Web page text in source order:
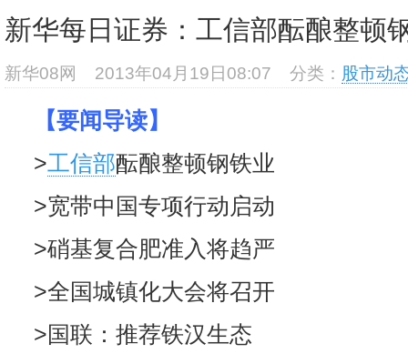
在
央
基
沥
新华每日证券：工信部酝酿整顿
新华08网 2013年04月19日08:07 分类： 股市动
【要闻导读】
>工信部酝酿整顿钢铁业
>宽带中国专项行动启动
>硝基复合肥准入将趋严
>全国城镇化大会将召开
>国联：推荐铁汉生态